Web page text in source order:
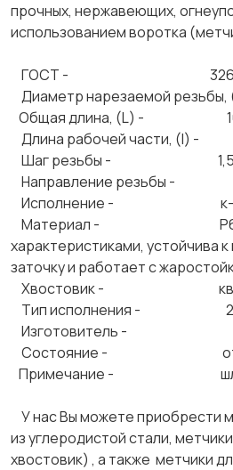
прочных, нержавеющих,
использованием воротка
ГОСТ - 3266-
Диаметр нарезаемой резьбы,
Общая длина, (L) -
Длина рабочей части, (l)
Шаг резьбы - 1,5
Направление резьбы -
Исполнение - к-т из 2
Материал - Р6М5
характеристиками, устойчива
заточку и работает с
Хвостовик -
Тип исполнения - 2 (с
Изготовитель -
Состояние -
Примечание -
У нас Вы можете приобрести
из углеродистой стали,
хвостовик) , а также метчики